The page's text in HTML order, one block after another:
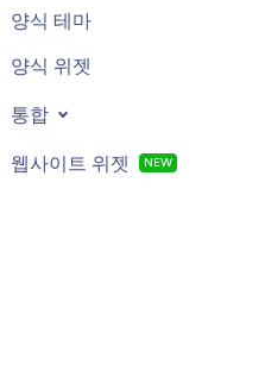
양식 테마
양식 위젯
통합
웹사이트 위젯 NEW